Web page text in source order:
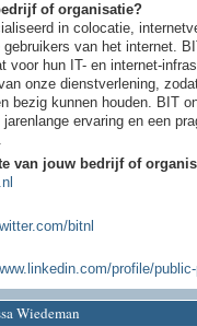
of organisatie?
in colocatie,
van het internet.
voor hun IT- en internet-
onze dienstverlening,
bezig kunnen houden. BIT
jarenlange ervaring en een
van jouw bedrijf of
bitnl
profile/
Wiedeman